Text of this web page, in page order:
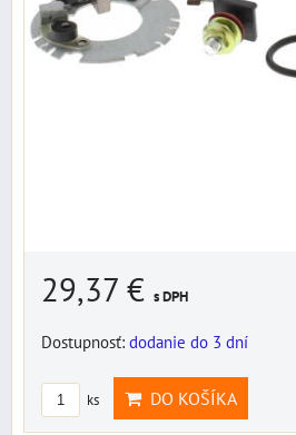
29,37 € s DPH
Dostupnosť: dodanie do 3 dní
ks DO KOŠÍKA